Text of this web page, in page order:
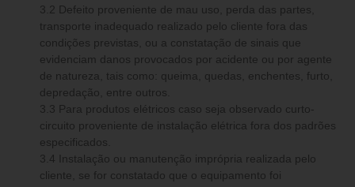
3.2 Defeito proveniente de mau uso, perda das partes,
transporte inadequado realizado pelo cliente fora das
condições previstas, ou a constatação de sinais que
evidenciam danos provocados por acidente ou por agente
de natureza, tais como: queima, quedas, enchentes, furto,
depredação, entre outros.
3.3 Para produtos elétricos caso seja observado curto-
circuito proveniente de instalação elétrica fora dos padrões
especificados.
3.4 Instalação ou manutenção imprópria realizada pelo
cliente, se for constatado que o equipamento foi